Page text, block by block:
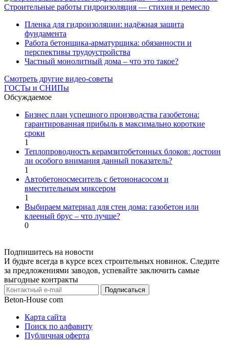
Строительные работы гидроизоляция — стихия и ремесло
Пленка для гидроизоляции: надёжная защита
фундамента
Работа бетонщика-арматурщика: обязанности и
перспективы трудоустройства
Частный монолитный дома – что это такое?
Смотреть другие видео-советы
ГОСТы и СНИПы
Обсуждаемое
Бизнес план успешного производства газобетона:
гарантированная прибыль в максимально короткие
сроки
1
Теплопроводность керамзитобетонных блоков: достоин
ли особого внимания данный показатель?
1
Автобетоносмеситель с бетононасосом и
вместительным миксером
1
Выбираем материал для стен дома: газобетон или
клееный брус – что лучше?
0
Подпишитесь на новости
И будьте всегда в курсе всех строительных новинок. Следите
за предложениями заводов, успевайте заключить самые
выгодные контракты
Подписаться
Beton-House com
Карта сайта
Поиск по алфавиту
Публичная оферта